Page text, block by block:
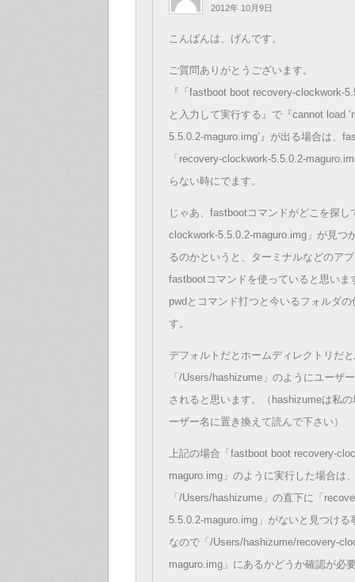
2012年 10月9日
こんばんは、げんです。
ご質問ありがとうございます。
『「fastboot boot recovery-clockwork-
と入力して実行する』で『cannot load
5.5.0.2-maguro.img’』が出る場合は、
「recovery-clockwork-5.5.0.2-
らない時にでます。
じゃあ、fastbootコマンドがどこを探し
clockwork-5.5.0.2-maguro.img」が見つ
るのかというと、ターミナルなどのア
fastbootコマンドを使っていると思いま
pwdとコマンド打つと今いるフォルダ
す。
デフォルトだとホームディレクトリだ
「/Users/hashizume」のようにユーザ
されると思います。（hashizumeは私
ーザー名に置き換えて読んで下さい）
上記の場合「fastboot boot recovery-
maguro.img」のように実行した場合は
「/Users/hashizume」の直下に「
5.5.0.2-maguro.img」がないと見つける
なので「/Users/hashizume/recovery-
maguro.img」にあるかどうか確認が必